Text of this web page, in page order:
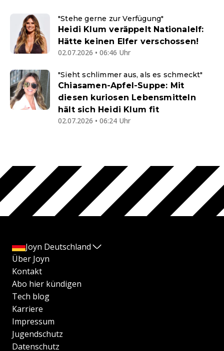
"Stehe gerne zur Verfügung"
Heidi Klum veräppelt Nationalelf:
Hätte keinen Elfer verschossen!
02.07.2026 • 06:46 Uhr
"Sieht schlimmer aus, als es schmeckt"
Chiasamen-Apfel-Suppe: Mit
diesen kuriosen Lebensmitteln
hält sich Heidi Klum fit
02.07.2026 • 06:24 Uhr
Joyn Deutschland
Über Joyn
Kontakt
Abo hier kündigen
Tech blog
Karriere
Impressum
Jugendschutz
Datenschutz